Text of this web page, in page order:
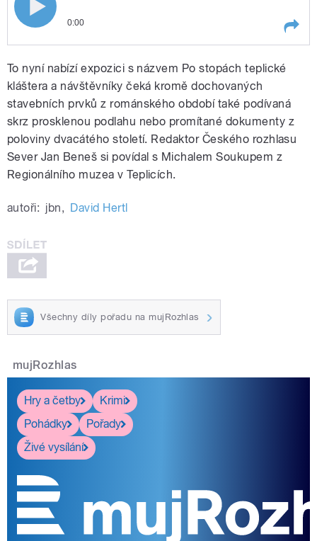
0:00
historii
To nyní nabízí expozici s názvem Po stopách teplické
kláštera a návštěvníky čeká kromě dochovaných
stavebních prvků z románského období také podívaná
skrz prosklenou podlahu nebo promítané dokumenty z
poloviny dvacátého století. Redaktor Českého rozhlasu
Sever Jan Beneš si povídal s Michalem Soukupem z
Regionálního muzea v Teplicích.
autoři: jbn, David Hertl
Všechny díly pořadu na mujRozhlas
mujRozhlas
Hry a četby
Krimi
Pohádky
Pořady
Živé vysílání